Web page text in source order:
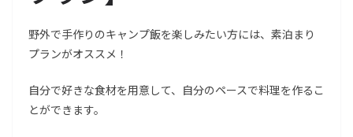
野外で手作りのキャンプ飯を楽しみたい方には、素泊まり
プランがオススメ！
自分で好きな食材を用意して、自分のペースで料理を作るこ
とができます。